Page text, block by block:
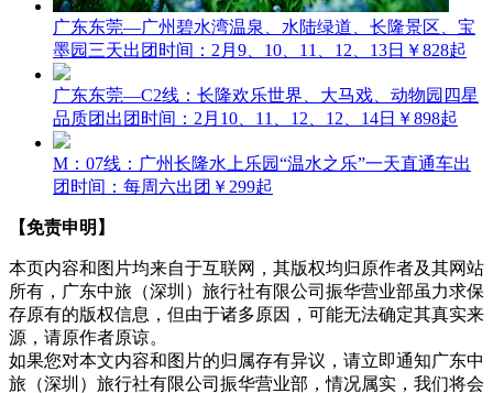
广东东莞—广州碧水湾温泉、水陆绿道、长隆景区、宝
墨园三天出团时间：2月9、10、11、12、13日 ￥828起
广东东莞—C2线：长隆欢乐世界、大马戏、动物园四星
品质团 出团时间：2月10、11、12、12、14日 ￥898起
M：07线：广州长隆水上乐园“温水之乐”一天直通车出
团时间：每周六出团 ￥299起
【免责申明】
本页内容和图片均来自于互联网，其版权均归原作者及其网站
所有，广东中旅（深圳）旅行社有限公司振华营业部虽力求保
存原有的版权信息，但由于诸多原因，可能无法确定其真实来
源，请原作者原谅。
如果您对本文内容和图片的归属存有异议，请立即通知广东中
旅（深圳）旅行社有限公司振华营业部，情况属实，我们将会